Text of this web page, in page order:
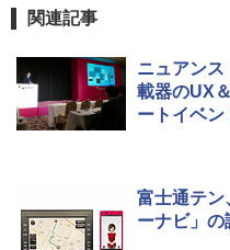
関連記事
ニュアン
載器のUX
ートイベ
富士通テン
ーナビ」の